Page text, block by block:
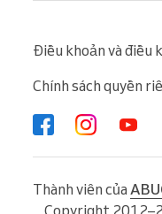
Điều khoản và điều
Chính sách quyền
Thành viên của